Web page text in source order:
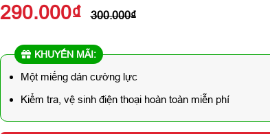
290.000₫ 300.000₫
KHUYẾN MÃI:
Một miếng dán cường lực
Kiểm tra, vệ sinh điện thoại hoàn toàn miễn phí